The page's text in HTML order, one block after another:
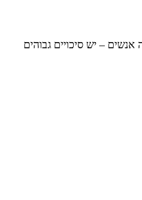
– יש סיכויים גבוהים